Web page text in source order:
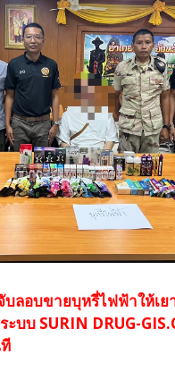
ลอบขายบุหรี่ไฟฟ้าให้เย
ะบบ SURIN DRUG-